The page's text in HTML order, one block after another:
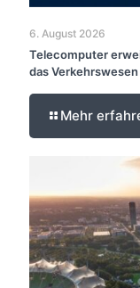
6. August 2026
Telecomputer
das
Mehr